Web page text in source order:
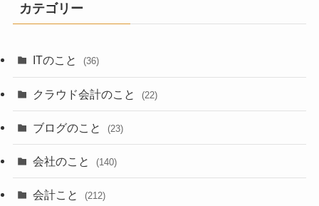
カテゴリー
ITのこと (36)
クラウド会計のこと (22)
ブログのこと (23)
会社のこと (140)
会計こと (212)